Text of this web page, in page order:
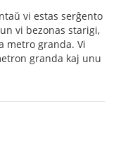
vi estas serĝento
vi bezonas starigi,
metro granda. Vi
granda kaj unu